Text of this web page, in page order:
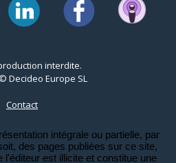
interdite.
Decideo Europe SL
Contact
intégrale ou partielle, par
des pages publiées sur ce site,
l'éditeur est illicite et constitue une